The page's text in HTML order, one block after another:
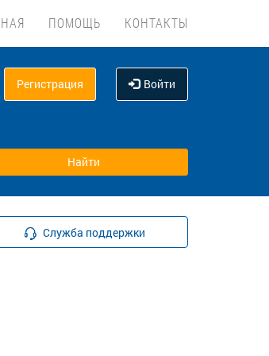
ПОМОЩЬ КОНТАКТЫ
Регистрация Войти
Служба поддержки